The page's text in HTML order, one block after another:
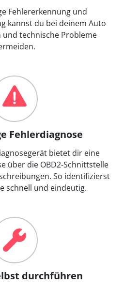
Fehlererkennung und
kannst du bei deinem Auto
technische Probleme
Fehlerdiagnose
bietet dir eine
über die OBD2-Schnittstelle
So identifizierst
schnell und eindeutig.
durchführen